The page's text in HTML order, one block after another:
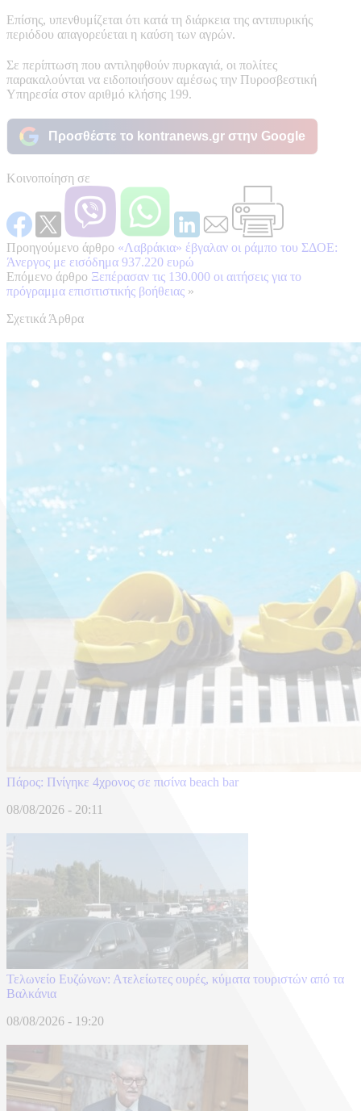
Επίσης, υπενθυμίζεται ότι κατά τη διάρκεια της αντιπυρικής
περιόδου απαγορεύεται η καύση των αγρών.
Σε περίπτωση που αντιληφθούν πυρκαγιά, οι πολίτες
παρακαλούνται να ειδοποιήσουν αμέσως την Πυροσβεστική
Υπηρεσία στον αριθμό κλήσης 199.
Προσθέστε το kontranews.gr στην Google
Κοινοποίηση σε
Προηγούμενο άρθρο «Λαβράκια» έβγαλαν οι ράμπο του ΣΔΟΕ:
Άνεργος με εισόδημα 937.220 ευρώ
Επόμενο άρθρο Ξεπέρασαν τις 130.000 οι αιτήσεις για το
πρόγραμμα επισιτιστικής βοήθειας »
Σχετικά Άρθρα
Πάρος: Πνίγηκε 4χρονος σε πισίνα beach bar
08/08/2026 - 20:11
Τελωνείο Ευζώνων: Ατελείωτες ουρές, κύματα τουριστών από τα
Βαλκάνια
08/08/2026 - 19:20